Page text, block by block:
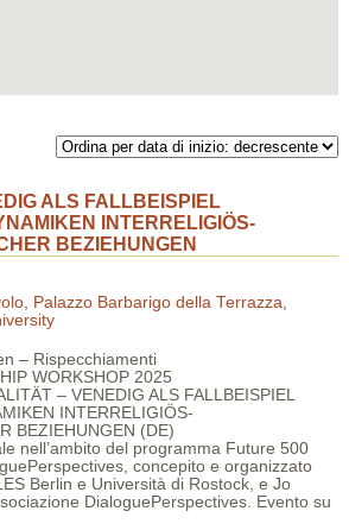
ALS FALLBEISPIEL
INTERRELIGIÖS-
BEZIEHUNGEN
, Palazzo Barbarigo della Terrazza,
– Rispecchiamenti
WORKSHOP 2025
– VENEDIG ALS FALLBEISPIEL
INTERRELIGIÖS-
BEZIEHUNGEN (DE)
nell’ambito del programma Future 500
concepito e organizzato
Berlin e Università di Rostock, e Jo
DialoguePerspectives. Evento su